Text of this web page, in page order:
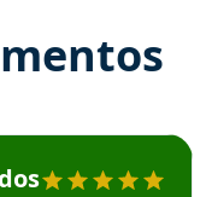
recomenda o Aprova